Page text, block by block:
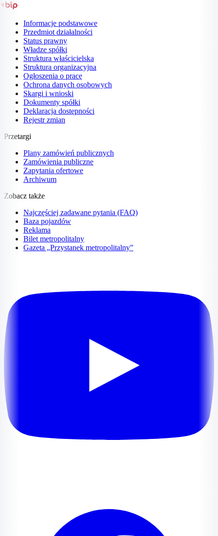
Informacje podstawowe
Przedmiot działalności
Status prawny
Władze spółki
Struktura właścicielska
Struktura organizacyjna
Ogłoszenia o pracę
Ochrona danych osobowych
Skargi i wnioski
Dokumenty spółki
Deklaracja dostępności
Rejestr zmian
Przetargi
Plany zamówień publicznych
Zamówienia publiczne
Zapytania ofertowe
Archiwum
Zobacz także
Najczęściej zadawane pytania (FAQ)
Baza pojazdów
Reklama
Bilet metropolitalny
Gazeta „Przystanek metropolitalny”